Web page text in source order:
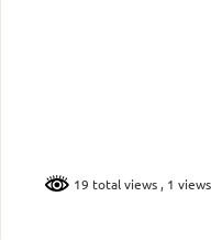
19 total views , 1